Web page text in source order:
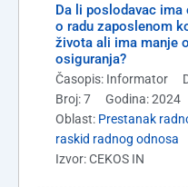
Da li poslodavac
o radu zaposlenom
života ali ima manje
osiguranja?
Časopis: Informator
Broj: 7
Godina: 2024
Oblast: Prestanak
raskid radnog odnosa
Izvor: CEKOS IN